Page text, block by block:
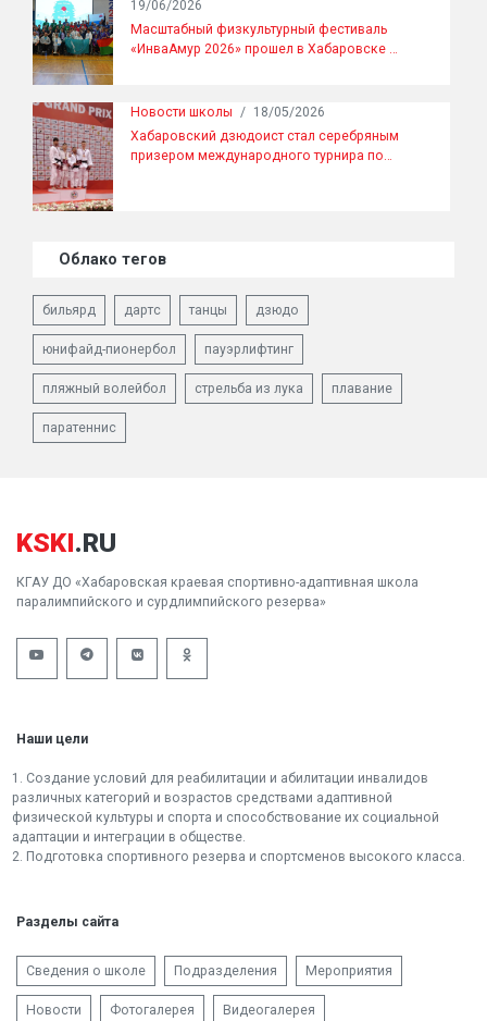
19/06/2026
Масштабный физкультурный фестиваль
«ИнваАмур 2026» прошел в Хабаровске …
Новости школы / 18/05/2026
Хабаровский дзюдоист стал серебряным
призером международного турнира по…
Облако тегов
бильярд дартс танцы дзюдо
юнифайд-пионербол пауэрлифтинг
пляжный волейбол стрельба из лука плавание
паратеннис
KSKI.RU
КГАУ ДО «Хабаровская краевая спортивно-адаптивная школа
паралимпийского и сурдлимпийского резерва»
Наши цели
1. Создание условий для реабилитации и абилитации инвалидов
различных категорий и возрастов средствами адаптивной
физической культуры и спорта и способствование их социальной
адаптации и интеграции в обществе.
2. Подготовка спортивного резерва и спортсменов высокого класса.
Разделы сайта
Сведения о школе Подразделения Мероприятия
Новости Фотогалерея Видеогалерея